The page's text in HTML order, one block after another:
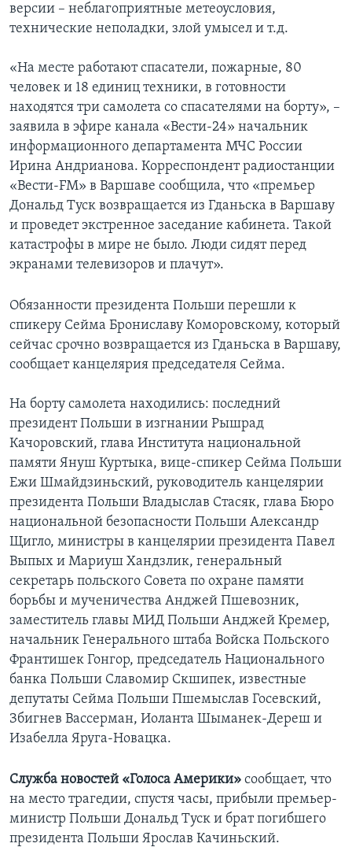
версии – неблагоприятные метеоусловия,
технические неполадки, злой умысел и т.д.
«На месте работают спасатели, пожарные, 80
человек и 18 единиц техники, в готовности
находятся три самолета со спасателями на борту», –
заявила в эфире канала «Вести-24» начальник
информационного департамента МЧС России
Ирина Андрианова. Корреспондент радиостанции
«Вести-FM» в Варшаве сообщила, что «премьер
Дональд Туск возвращается из Гданьска в Варшаву
и проведет экстренное заседание кабинета. Такой
катастрофы в мире не было. Люди сидят перед
экранами телевизоров и плачут».
Обязанности президента Польши перешли к
спикеру Сейма Брониславу Коморовскому, который
сейчас срочно возвращается из Гданьска в Варшаву,
сообщает канцелярия председателя Сейма.
На борту самолета находились: последний
президент Польши в изгнании Рышрад
Качоровский, глава Института национальной
памяти Януш Куртыка, вице-спикер Сейма Польши
Ежи Шмайдзиньский, руководитель канцелярии
президента Польши Владыслав Стасяк, глава Бюро
национальной безопасности Польши Александр
Щигло, министры в канцелярии президента Павел
Выпых и Мариуш Хандзлик, генеральный
секретарь польского Совета по охране памяти
борьбы и мученичества Анджей Пшевозник,
заместитель главы МИД Польши Анджей Кремер,
начальник Генерального штаба Войска Польского
Франтишек Гонгор, председатель Национального
банка Польши Славомир Скшипек, известные
депутаты Сейма Польши Пшемыслав Госевский,
Збигнев Вассерман, Иоланта Шыманек-Дереш и
Изабелла Яруга-Новацка.
Служба новостей «Голоса Америки» сообщает, что
на место трагедии, спустя часы, прибыли премьер-
министр Польши Дональд Туск и брат погибшего
президента Польши Ярослав Качиньский.